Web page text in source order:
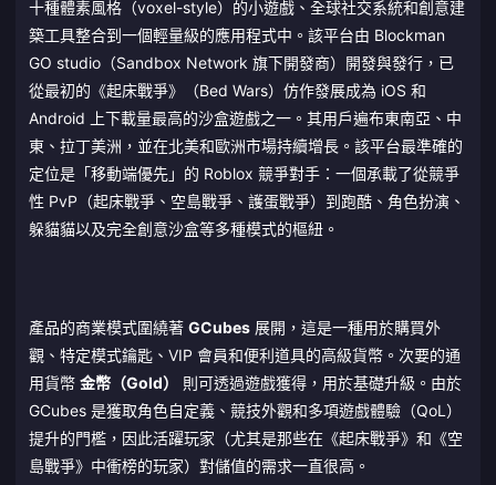
十種體素風格（voxel-style）的小遊戲、全球社交系統和創意建
築工具整合到一個輕量級的應用程式中。該平台由 Blockman
GO studio（Sandbox Network 旗下開發商）開發與發行，已
從最初的《起床戰爭》（Bed Wars）仿作發展成為 iOS 和
Android 上下載量最高的沙盒遊戲之一。其用戶遍布東南亞、中
東、拉丁美洲，並在北美和歐洲市場持續增長。該平台最準確的
定位是「移動端優先」的 Roblox 競爭對手：一個承載了從競爭
性 PvP（起床戰爭、空島戰爭、護蛋戰爭）到跑酷、角色扮演、
躲貓貓以及完全創意沙盒等多種模式的樞紐。
產品的商業模式圍繞著 GCubes 展開，這是一種用於購買外
觀、特定模式鑰匙、VIP 會員和便利道具的高級貨幣。次要的通
用貨幣 金幣（Gold）
則可透過遊戲獲得，用於基礎升級。由於
GCubes 是獲取角色自定義、競技外觀和多項遊戲體驗（QoL）
提升的門檻，因此活躍玩家（尤其是那些在《起床戰爭》和《空
島戰爭》中衝榜的玩家）對儲值的需求一直很高。